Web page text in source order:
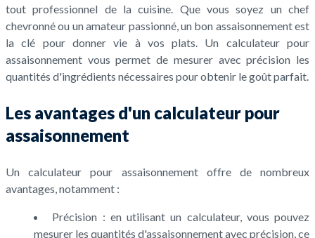
tout professionnel de la cuisine. Que vous soyez un chef
chevronné ou un amateur passionné, un bon assaisonnement est
la clé pour donner vie à vos plats. Un calculateur pour
assaisonnement vous permet de mesurer avec précision les
quantités d'ingrédients nécessaires pour obtenir le goût parfait.
Les avantages d'un calculateur pour
assaisonnement
Un calculateur pour assaisonnement offre de nombreux
avantages, notamment :
Précision : en utilisant un calculateur, vous pouvez
mesurer les quantités d'assaisonnement avec précision, ce